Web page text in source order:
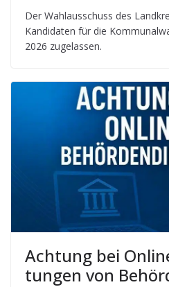
Der Wahl­aus­schuss des
Kan­di­da­ten für die
2026 zugelassen.
Ach­tung bei
tun­gen von